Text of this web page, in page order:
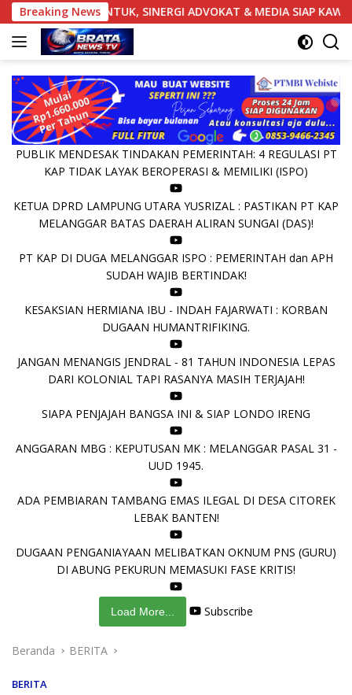
Langsung
ke
konten
Breaking News
DIBENTUK, SINERGI ADVOKAT & MEDIA SIAP KAWAL
PUBLIK MENDESAK TINDAKAN PEMERINTAH: 4 REGULASI PT
KAP TIDAK LAYAK BEROPERASI & MEMILIKI (ISPO)
KETUA DPRD LAMPUNG UTARA YUSRIZAL : PASTIKAN PT KAP
MELANGGAR BATAS DAERAH ALIRAN SUNGAI (DAS)!
PT KAP DI DUGA MELANGGAR ISPO : PEMERINTAH dan APH
SUDAH WAJIB BERTINDAK!
KESAKSIAN HERMIANA IBU - INDAH FAJARWATI : KORBAN
DUGAAN HUMANTRIFIKING.
JANGAN MENANGIS JENDRAL - 81 TAHUN INDONESIA LEPAS
DARI KOLONIAL TAPI RASANYA MASIH TERJAJAH!
SIAPA PENJAJAH BANGSA INI & SIAP LONDO IRENG
ANGGARAN MBG : KEPUTUSAN MK : MELANGGAR PASAL 31 -
UUD 1945.
ADA PEMBIARAN TAMBANG EMAS ILEGAL DI DESA CITOREK
LEBAK BANTEN!
DUGAAN PENGANIAYAAN MELIBATKAN OKNUM PNS (GURU)
DI ABUNG PEKURUN MEMASUKI FASE KRITIS!
Load More... Subscribe
Beranda BERITA
BERITA